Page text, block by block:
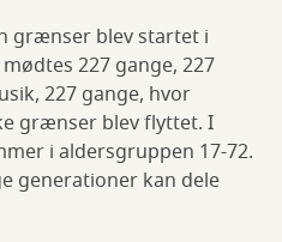
grænser blev startet i
227 gange, 227
227 gange, hvor
grænser blev flyttet. I
i aldersgruppen 17-72.
generationer kan dele